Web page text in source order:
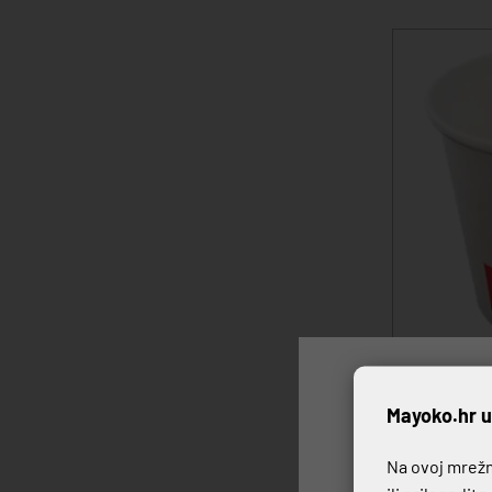
Mayoko.hr
Na ovoj